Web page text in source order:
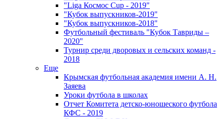
"Liga Космос Cup - 2019"
"Кубок выпускников-2019"
"Кубок выпускников-2018"
Футбольный фестиваль "Кубок Тавриды –
2020"
Турнир среди дворовых и сельских команд -
2018
Еще
Крымская футбольная академия имени А. Н.
Заяева
Уроки футбола в школах
Отчет Комитета детско-юношеского футбола
КФС - 2019